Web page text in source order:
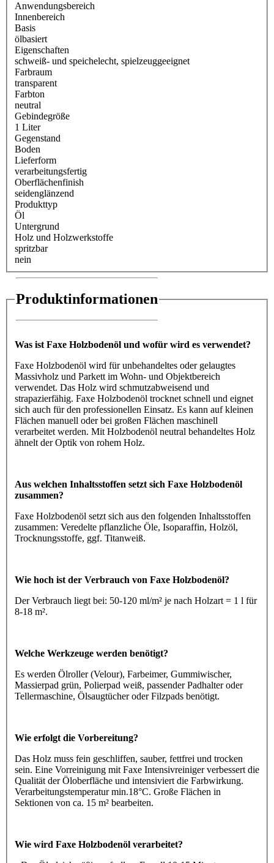
Anwendungsbereich
Innenbereich
Basis
ölbasiert
Eigenschaften
schweiß- und speichelecht, spielzeuggeeignet
Farbraum
transparent
Farbton
neutral
Gebindegröße
1 Liter
Gegenstand
Boden
Lieferform
verarbeitungsfertig
Oberflächenfinish
seidenglänzend
Produkttyp
Öl
Untergrund
Holz und Holzwerkstoffe
spritzbar
nein
Produktinformationen
Was ist Faxe Holzbodenöl und wofür wird es verwendet?
Faxe Holzbodenöl wird für unbehandeltes oder gelaugtes
Massivholz und Parkett im Wohn- und Objektbereich
verwendet. Das Holz wird schmutzabweisend und
strapazierfähig. Faxe Holzbodenöl trocknet schnell und eignet
sich auch für den professionellen Einsatz. Es kann auf kleinen
Flächen manuell oder bei großen Flächen maschinell
verarbeitet werden. Mit Holzbodenöl neutral behandeltes Holz
ähnelt der Optik von rohem Holz.
Aus welchen Inhaltsstoffen setzt sich Faxe Holzbodenöl
zusammen?
Faxe Holzbodenöl setzt sich aus den folgenden Inhaltsstoffen
zusammen: Veredelte pflanzliche Öle, Isoparaffin, Holzöl,
Trocknungsstoffe, ggf. Titanweiß.
Wie hoch ist der Verbrauch von Faxe Holzbodenöl?
Der Verbrauch liegt bei: 50-120 ml/m² je nach Holzart = 1 l für
8-18 m².
Welche Werkzeuge werden benötigt?
Es werden Ölroller (Velour), Farbeimer, Gummiwischer,
Massierpad grün, Polierpad weiß, passender Padhalter oder
Tellermaschine, Ölsaugtücher oder Filzpads benötigt.
Wie erfolgt die Vorbereitung?
Das Holz muss fein geschliffen, sauber, fettfrei und trocken
sein. Eine Vorreinigung mit Faxe Intensivreiniger verbessert die
Qualität der Öloberfläche und intensiviert die Farbwirkung.
Verarbeitungstemperatur min.18°C. Große Flächen in
Sektionen von ca. 15 m² bearbeiten.
Wie wird Faxe Holzbodenöl verarbeitet?